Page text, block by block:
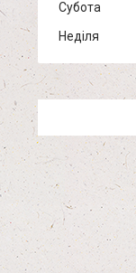
Субота
Неділя